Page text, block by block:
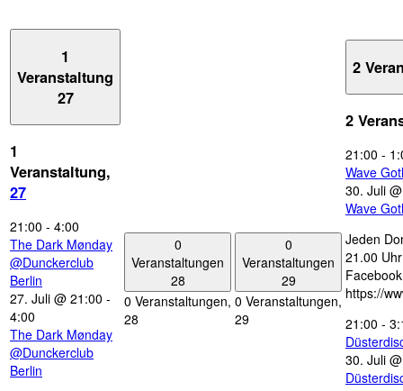
1
Veranstaltung
27
1
Veranstaltung,
27
21:00 - 4:00
The Dark Mønday
@Dunckerclub
Berlin
27. Juli @ 21:00 -
4:00
The Dark Mønday
@Dunckerclub
Berlin
0
Veranstaltungen
28
0 Veranstaltungen,
28
0
Veranstaltungen
29
0 Veranstaltungen,
29
2
2
21:00 -
Wave
30. Juli
Wave
Jeden
21.00
https://
21:00 -
30. Juli